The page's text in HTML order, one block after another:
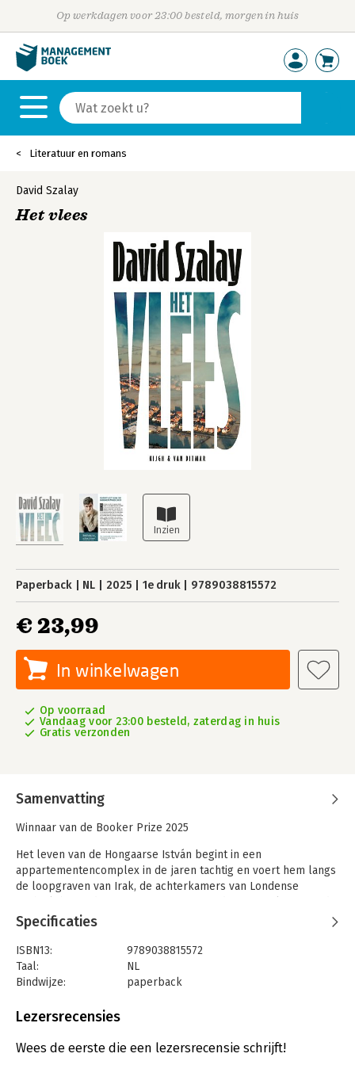
Op werkdagen voor 23:00 besteld, morgen in huis
Literatuur en romans
David Szalay
Het vlees
Paperback NL 2025 1e druk 9789038815572
€ 23,99
In winkelwagen
Op voorraad
Vandaag voor 23:00 besteld, zaterdag in huis
Gratis verzonden
Samenvatting
Winnaar van de Booker Prize 2025
Het leven van de Hongaarse István begint in een
appartementencomplex in de jaren tachtig en voert hem langs
de loopgraven van Irak, de achterkamers van Londense
opnieuw belandt hij op een kruispunt, zonder zelf een richting
te kiezen. Van jonge minnaar tot soldaat, van uitsmijter tot
bodyguard, van echtgenoot tot weduwnaar – Het vlees is het
portret van een man die door het leven wordt voortgestuwd,
machteloos tegenover zijn verlangens, zijn verleden en het
Een prachtige roman over een man overvallen door het leven,
ogenschijnlijk passief – en toch van begin tot eind aangrijpend.
Specificaties
ISBN13:
9789038815572
Taal:
NL
Bindwijze:
paperback
Uitgever:
Verschijningsdatum:
3-6-2025
Lezersrecensies
Wees de eerste die een lezersrecensie schrijft!